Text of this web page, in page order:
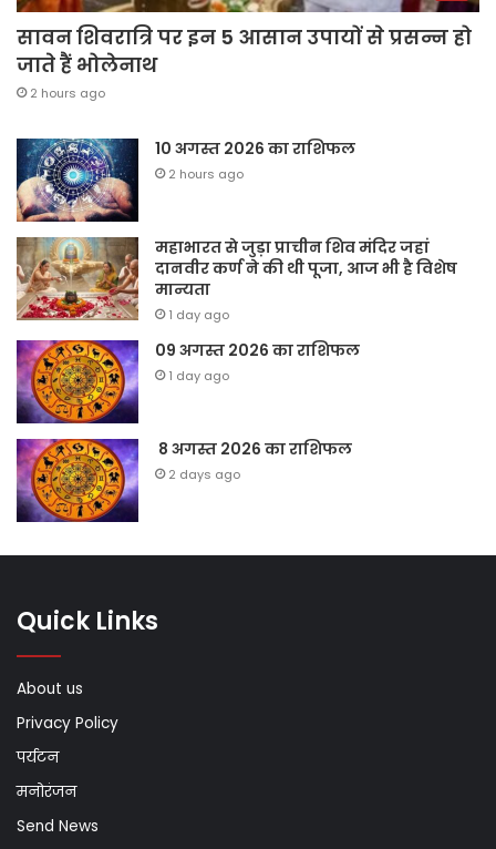
सावन शिवरात्रि पर इन 5 आसान उपायों से प्रसन्न हो
जाते हैं भोलेनाथ
2 hours ago
10 अगस्त 2026 का राशिफल
2 hours ago
महाभारत से जुड़ा प्राचीन शिव मंदिर जहां
दानवीर कर्ण ने की थी पूजा, आज भी है विशेष
मान्यता
1 day ago
09 अगस्त 2026 का राशिफल
1 day ago
8 अगस्त 2026 का राशिफल
2 days ago
Quick Links
About us
Privacy Policy
पर्यटन
मनोरंजन
Send News